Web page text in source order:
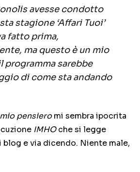
avesse condotto
stagione ‘Affari Tuoi’
fatto prima,
ma questo è un mio
programma sarebbe
di come sta andando
pensieromi sembra ipocrita
IMHOche si legge
blog e via dicendo. Niente male,